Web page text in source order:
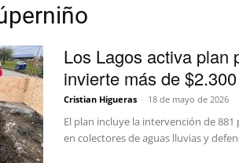
Los Lagos activa plan
invierte más de
Cristian Higueras - 18 de mayo de 2026
El plan incluye la intervención de
en colectores de aguas lluvias y